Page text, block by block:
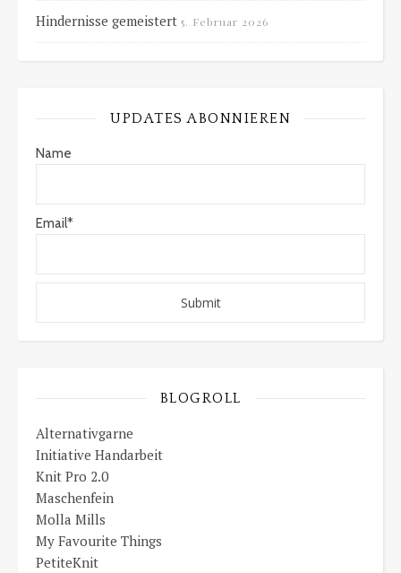
Hindernisse gemeistert 5. Februar 2026
UPDATES ABONNIEREN
Name
Email*
BLOGROLL
Alternativgarne
Initiative Handarbeit
Knit Pro 2.0
Maschenfein
Molla Mills
My Favourite Things
PetiteKnit